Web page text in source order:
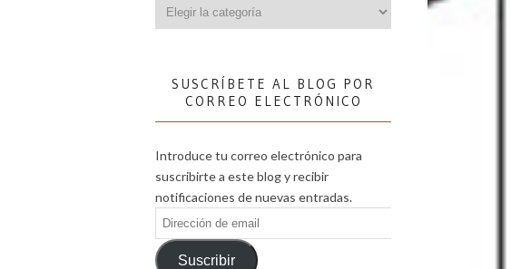
SUSCRÍBETE AL BLOG POR
CORREO ELECTRÓNICO
Introduce tu correo electrónico para
suscribirte a este blog y recibir
notificaciones de nuevas entradas.
Dirección
de
emailSuscribir